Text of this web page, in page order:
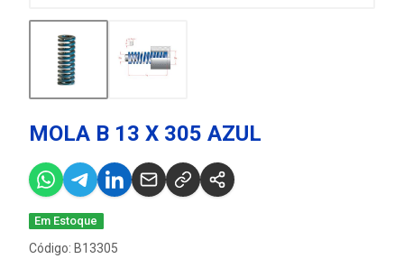
MOLA B 13 X 305 AZUL
Em Estoque
Código: B13305